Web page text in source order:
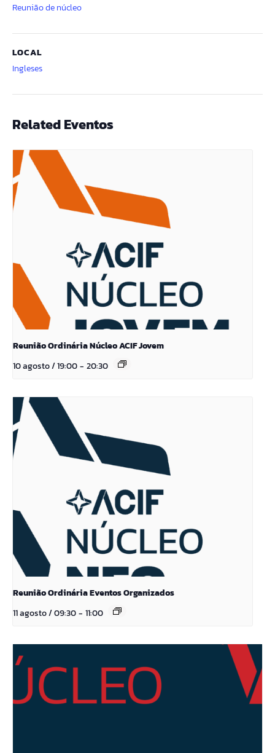
Reunião de núcleo
LOCAL
Ingleses
Related Eventos
Reunião Ordinária Núcleo ACIF Jovem
10 agosto / 19:00- 20:30
Reunião Ordinária Eventos Organizados
11 agosto / 09:30- 11:00